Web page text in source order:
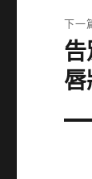
下一
下
一
篇
文
唇